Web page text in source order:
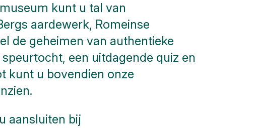
kunt u tal van
aardewerk, Romeinse
de geheimen van authentieke
een uitdagende quiz en
kunt u bovendien onze
aansluiten bij